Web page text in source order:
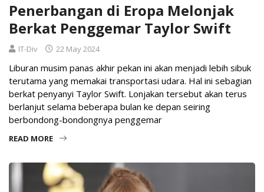
Penerbangan di Eropa Melonjak
Berkat Penggemar Taylor Swift
IT-Div 22 May 2024
Liburan musim panas akhir pekan ini akan menjadi lebih sibuk
terutama yang memakai transportasi udara. Hal ini sebagian
berkat penyanyi Taylor Swift. Lonjakan tersebut akan terus
berlanjut selama beberapa bulan ke depan seiring
berbondong-bondongnya penggemar
READ MORE